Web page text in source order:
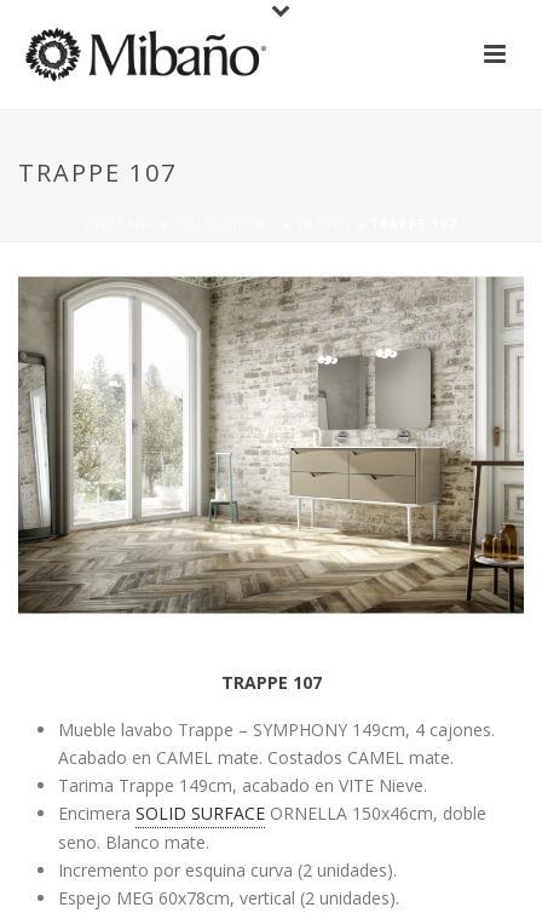
TRAPPE 107
TRAPPE 107
Mueble lavabo Trappe – SYMPHONY 149cm, 4 cajones.
Acabado en CAMEL mate. Costados CAMEL mate.
Tarima Trappe 149cm, acabado en VITE Nieve.
Encimera SOLID SURFACEORNELLA 150x46cm, doble
seno. Blanco mate.
Incremento por esquina curva (2 unidades).
Espejo MEG 60x78cm, vertical (2 unidades).